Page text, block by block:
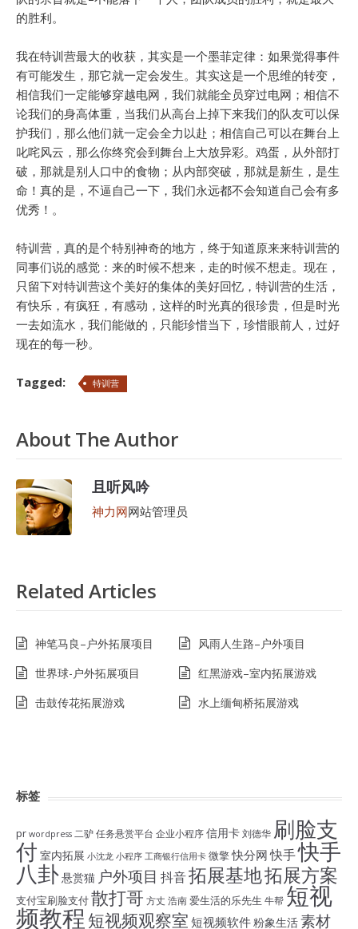
的胜利。
我在特训营最大的收获，其实是一个墨菲定律：如果觉得事件
有可能发生，那它就一定会发生。其实这是一个思维的转变，
相信我们一定能够穿越电网，我们就能全员穿过电网；相信不
论我们的身高体重，当我们从高台上掉下来我们的队友可以保
护我们，那么他们就一定会全力以赴；相信自己可以在舞台上
叱咤风云，那么你终究会到舞台上大放异彩。鸡蛋，从外部打
破，那就是别人口中的食物；从内部突破，那就是新生，是生
命！真的是，不逼自己一下，我们永远都不会知道自己会有多
优秀！。
特训营，真的是个特别神奇的地方，终于知道原来来特训营的
同事们说的感觉：来的时候不想来，走的时候不想走。现在，
只留下对特训营这个美好的集体的美好回忆，特训营的生活，
有快乐，有疯狂，有感动，这样的时光真的很珍贵，但是时光
一去如流水，我们能做的，只能珍惜当下，珍惜眼前人，过好
现在的每一秒。
Tagged: 特训营
About The Author
且听风吟
神力网网站管理员
Related Articles
神笔马良–户外拓展项目
风雨人生路–户外项目
世界球-户外拓展项目
红黑游戏–室内拓展游戏
击鼓传花拓展游戏
水上缅甸桥拓展游戏
标签
pr wordpress 二驴任务悬赏平台 企业小程序信用卡刘德华 刷脸支
付 室内拓展 小沈龙 小程序 工商银行信用卡 微擎快分网 快手快手
八卦悬赏猫 户外项目 抖音拓展基地拓展方案
支付宝刷脸支付散打哥 方丈 浩南爱生活的乐先生 牛帮 短视
频教程 短视频观察室 短视频软件粉象生活素材